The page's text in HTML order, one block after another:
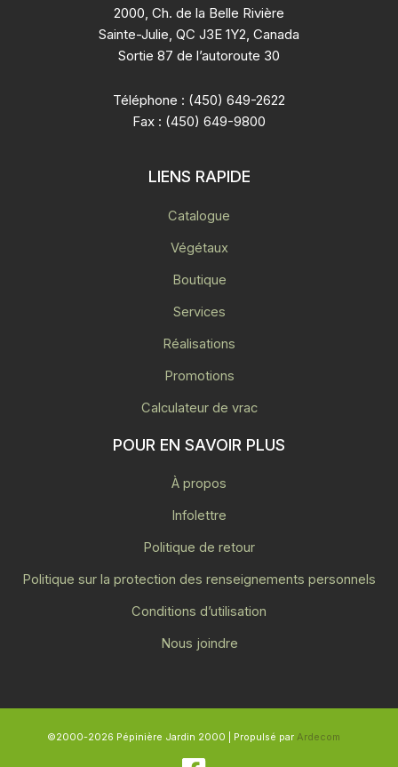
2000, Ch. de la Belle Rivière
Sainte-Julie, QC J3E 1Y2, Canada
Sortie 87 de l’autoroute 30
Téléphone : (450) 649-2622
Fax : (450) 649-9800
LIENS RAPIDE
Catalogue
Végétaux
Boutique
Services
Réalisations
Promotions
Calculateur de vrac
POUR EN SAVOIR PLUS
À propos
Infolettre
Politique de retour
Politique sur la protection des renseignements personnels
Conditions d’utilisation
Nous joindre
©2000-2026 Pépinière Jardin 2000 | Propulsé par Ardecom